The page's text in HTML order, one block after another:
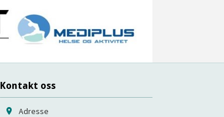
Kontakt oss
Adresse